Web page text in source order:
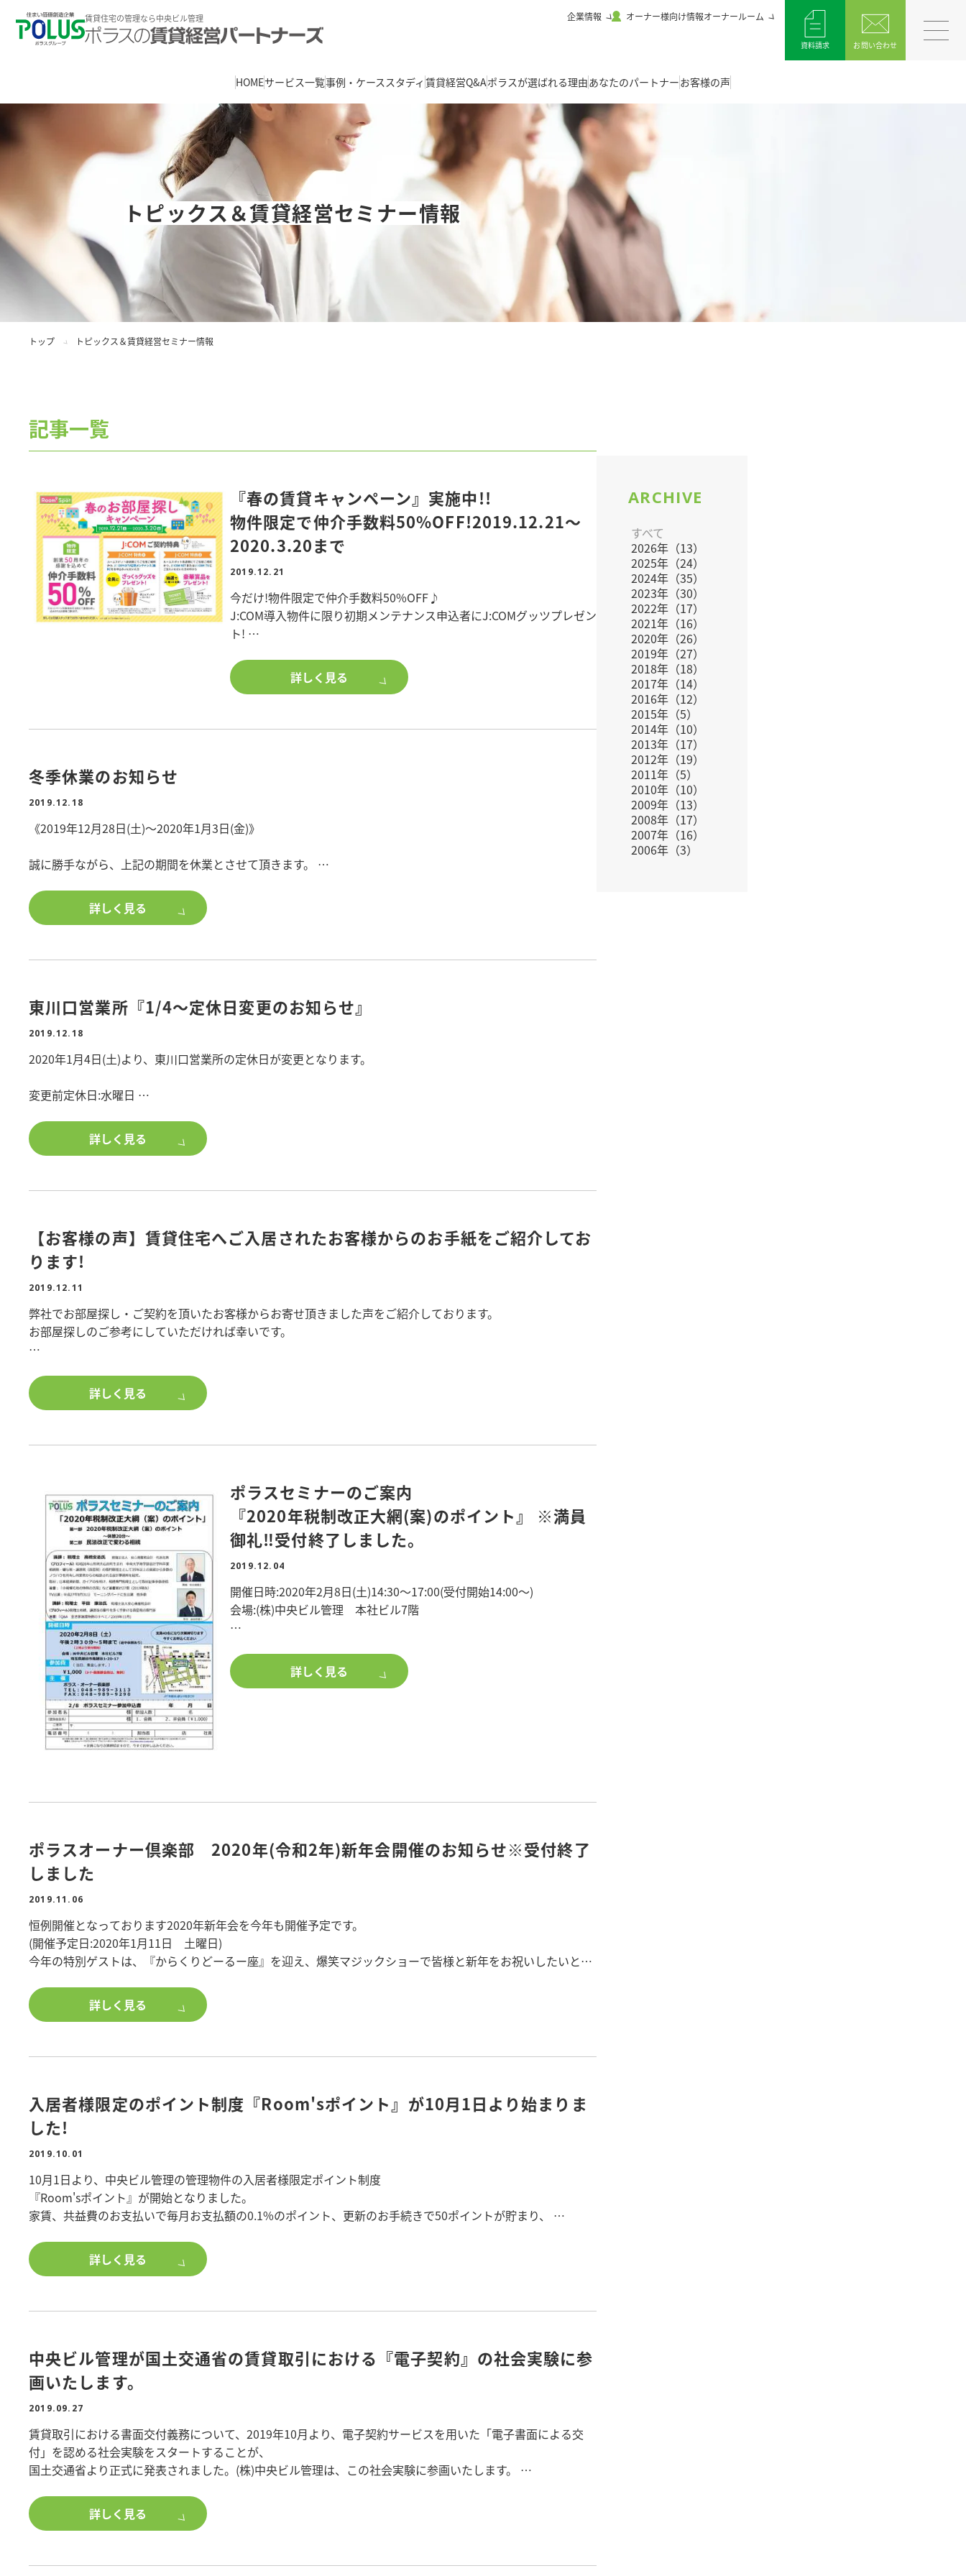
賃貸住宅の管理なら中央ビル管理 企業情報 オーナー様向け情報オーナールーム
資料請求 お問い合わせ
HOMEサービス一覧事例・ケーススタディ 賃貸経営Q&Aポラスが選ばれる理由あなたのパートナーお客様の声
トピックス＆賃貸経営セミナー情報
トップ トピックス＆賃貸経営セミナー情報
記事一覧
『春の賃貸キャンペーン』実施中!!
物件限定で仲介手数料50%OFF!2019.12.21～
2020.3.20まで
2019.12.21
今だけ!物件限定で仲介手数料50%OFF♪
J:COM導入物件に限り初期メンテナンス申込者にJ:COMグッツプレゼン
ト!
ントします!
インターネット無料物件、続々増加中です!
詳しく見る
冬季休業のお知らせ
2019.12.18
《2019年12月28日(土)～2020年1月3日(金)》
誠に勝手ながら、上記の期間を休業とさせて頂きます。
期間中のホームページへのお問合せにつきましては、1/4(土)以降 のご返答となります。
大変ご迷惑をお掛け致しますが、何卒よろしくお願い申し上げます。
詳しく見る
東川口営業所『1/4～定休日変更のお知らせ』
2019.12.18
2020年1月4日(土)より、東川口営業所の定休日が変更となります。
変更前定休日:水曜日
変更後定休日:火曜日・水曜日
詳しく見る
【お客様の声】賃貸住宅へご入居されたお客様からのお手紙をご紹介してお
ります!
2019.12.11
弊社でお部屋探し・ご契約を頂いたお客様からお寄せ頂きました声をご紹介しております。
お部屋探しのご参考にしていただければ幸いです。
↓ ↓ ↓ ↓
http://www.polus.co.jp/letter/list.php?ci=7
詳しく見る
ポラスセミナーのご案内
『2020年税制改正大網(案)のポイント』 ※満員
御礼‼受付終了しました。
2019.12.04
開催日時:2020年2月8日(土)14:30～17:00(受付開始14:00～)
会場:(株)中央ビル管理 本社ビル7階
2020年税制改正大網(案)のポイント
※詳細は添付資料をご覧ください。
詳しく見る
ポラスオーナー倶楽部 2020年(令和2年)新年会開催のお知らせ※受付終了
しました
2019.11.06
恒例開催となっております2020年新年会を今年も開催予定です。
(開催予定日:2020年1月11日 土曜日)
今年の特別ゲストは、『からくりどーるー座』を迎え、爆笑マジックショーで皆様と新年をお祝いしたいと考
豪華商品の当たる大抽選会も予定しております。
皆様のご参加を心よりお待ちしております!
詳しく見る
入居者様限定のポイント制度『Room'sポイント』が10月1日より始まりま
した!
2019.10.01
10月1日より、中央ビル管理の管理物件の入居者様限定ポイント制度
『Room'sポイント』が開始となりました。
家賃、共益費のお支払いで毎月お支払額の0.1%のポイント、更新のお手続きで50ポイントが貯まり、
(※Room'spotのお店にご来店の上、ご契約となった場合のみご利用いただけます。)
詳しく見る
中央ビル管理が国土交通省の賃貸取引における『電子契約』の社会実験に参
画いたします。
2019.09.27
賃貸取引における書面交付義務について、2019年10月より、電子契約サービスを用いた「電子書面による交
付」を認める社会実験をスタートすることが、
国土交通省より正式に発表されました。(株)中央ビル管理は、この社会実験に参画いたします。
きましたが、今回の社会実験においては、
IT重説と電子契約書の併用により、お店に来店することなく、かつ書面の交付なしで、契約の成立が可能とな
詳しく見る
ARCHIVE
すべて
2026年（13）
2025年（24）
2024年（35）
2023年（30）
2022年（17）
2021年（16）
2020年（26）
2019年（27）
2018年（18）
2017年（14）
2016年（12）
2015年（5）
2014年（10）
2013年（17）
2012年（19）
2011年（5）
2010年（10）
2009年（13）
2008年（17）
2007年（16）
2006年（3）